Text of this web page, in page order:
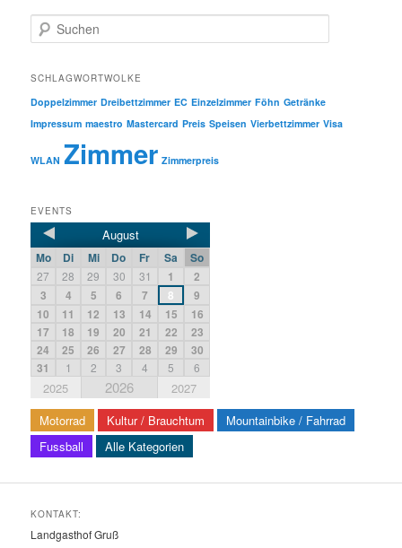
u
h
n
SCHLAGWORTWOLKE
Doppelzimmer Dreibettzimmer EC Einzelzimmer Föhn Getränke
Impressum maestro Mastercard Preis Speisen Vierbettzimmer Visa
WLAN Zimmer Zimmerpreis
EVENTS
August
Mo Di Mi Do Fr Sa So
27 28 29 30 31 1
2
3
4 5 6 7 8
9
10
11 12 13 14 15
16
17
18 19 20 21 22
23
24
25 26 27 28 29
30
31
1 2 3 4 5 6
2025 2026
2027
Motorrad
Kultur / Brauchtum
Mountainbike / Fahrrad
Fussball
Alle Kategorien
KONTAKT:
Landgasthof Gruß